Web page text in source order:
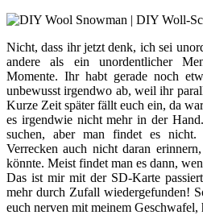
Nicht, dass ihr jetzt denk, ich sei
andere als ein unordentlicher
Momente. Ihr habt gerade noch
unbewusst irgendwo ab, weil ihr
Kurze Zeit später fällt euch ein, da
es irgendwie nicht mehr in der
suchen, aber man findet es
Verrecken auch nicht daran
könnte. Meist findet man es dann,
Das ist mir mit der SD-Karte
mehr durch Zufall wiedergefunden!
euch nerven mit meinem Geschwafel,